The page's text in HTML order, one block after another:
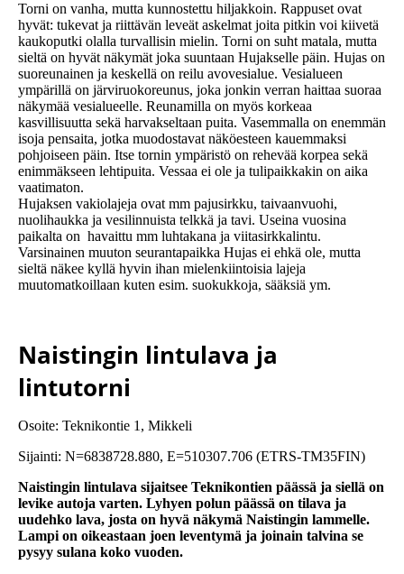
Torni on vanha, mutta kunnostettu hiljakkoin. Rappuset ovat
hyvät: tukevat ja riittävän leveät askelmat joita pitkin voi kiivetä
kaukoputki olalla turvallisin mielin. Torni on suht matala, mutta
sieltä on hyvät näkymät joka suuntaan Hujakselle päin. Hujas on
suoreunainen ja keskellä on reilu avovesialue. Vesialueen
ympärillä on järviruokoreunus, joka jonkin verran haittaa suoraa
näkymää vesialueelle. Reunamilla on myös korkeaa
kasvillisuutta sekä harvakseltaan puita. Vasemmalla on enemmän
isoja pensaita, jotka muodostavat näköesteen kauemmaksi
pohjoiseen päin. Itse tornin ympäristö on rehevää korpea sekä
enimmäkseen lehtipuita. Vessaa ei ole ja tulipaikkakin on aika
vaatimaton.
Hujaksen vakiolajeja ovat mm pajusirkku, taivaanvuohi,
nuolihaukka ja vesilinnuista telkkä ja tavi. Useina vuosina
paikalta on havaittu mm luhtakana ja viitasirkkalintu.
Varsinainen muuton seurantapaikka Hujas ei ehkä ole, mutta
sieltä näkee kyllä hyvin ihan mielenkiintoisia lajeja
muutomatkoillaan kuten esim. suokukkoja, sääksiä ym.
Naistingin lintulava ja
lintutorni
Osoite: Teknikontie 1, Mikkeli
Sijainti: N=6838728.880, E=510307.706 (ETRS-TM35FIN)
Naistingin lintulava sijaitsee Teknikontien päässä ja siellä on
levike autoja varten. Lyhyen polun päässä on tilava ja
uudehko lava, josta on hyvä näkymä Naistingin lammelle.
Lampi on oikeastaan joen leventymä ja joinain talvina se
pysyy sulana koko vuoden.